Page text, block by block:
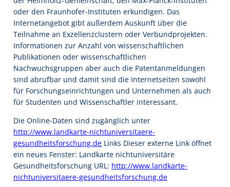
oder den Fraunhofer-Instituten erkundigen. Das
Internetangebot gibt außerdem Auskunft über die
Teilnahme an Exzellenzclustern oder Verbundprojekten.
Informationen zur Anzahl von wissenschaftlichen
Publikationen oder wissenschaftlichen
Nachwuchsgruppen aber auch die Patentanmeldungen
sind abrufbar und damit sind die Internetseiten sowohl
für Forschungseinrichtungen und Unternehmen als auch
für Studenten und Wissenschaftler interessant.
Die Online-Daten sind zugänglich unter
http://www.landkarte-nichtuniversitaere-
gesundheitsforschung.de Links Dieser externe Link öffnet
ein neues Fenster: Landkarte nichtuniversitäre
Gesundheitsforschung URL: http://www.landkarte-
nichtuniversitaere-gesundheitsforschung.de